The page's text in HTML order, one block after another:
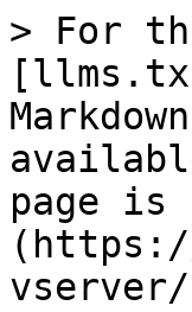
> For
page is